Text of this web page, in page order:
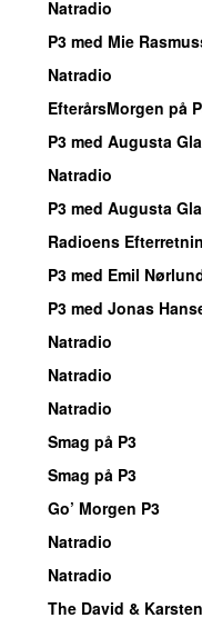
Natradio
P3 med Mie
Natradio
EfterårsMorgen på
P3 med Augusta
Natradio
P3 med Augusta
Radioens
P3 med Emil
P3 med Jonas
Natradio
Natradio
Natradio
Smag på P3
Smag på P3
Go’ Morgen P3
Natradio
Natradio
The David &